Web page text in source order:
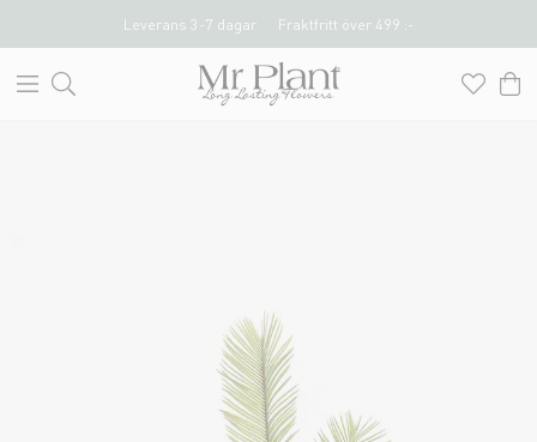
Leverans 3-7 dagar Fraktfritt över 499 :-